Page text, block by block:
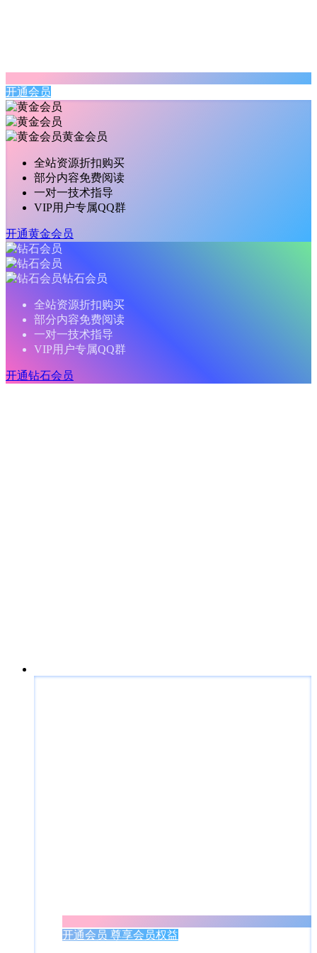
开通会员
黄金会员
全站资源折扣购买
部分内容免费阅读
一对一技术指导
VIP用户专属QQ群
开通黄金会员
钻石会员
全站资源折扣购买
部分内容免费阅读
一对一技术指导
VIP用户专属QQ群
开通钻石会员
开通会员 尊享会员权益